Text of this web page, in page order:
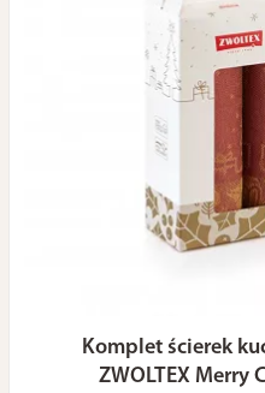
Komplet ścierek
ZWOLTEX Merry